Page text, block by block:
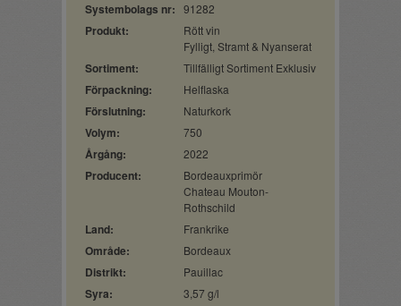
Systembolags nr: 91282
Produkt:
Rött vin
Fylligt, Stramt & Nyanserat
Sortiment: Tillfälligt Sortiment Exklusiv
Förpackning: Helflaska
Förslutning: Naturkork
Volym: 750
Årgång: 2022
Producent:
Bordeauxprimör
Chateau Mouton-
Rothschild
Land: Frankrike
Område: Bordeaux
Distrikt: Pauillac
Syra: 3,57 g/l